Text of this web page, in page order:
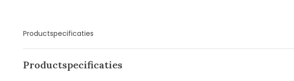
Productspecificaties
Productspecificaties